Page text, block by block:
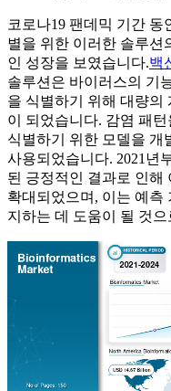
코로나19 팬데믹 기간 동
별을 위한 이러한 솔루션
인 성장을 보였습니다.백
솔루션은 바이러스의 기
을 식별하기 위해 대량의
이 되었습니다. 감염 패
식별하기 위한 모델을 개
사용되었습니다. 2021년
된 긍정적인 결과로 인해
확대되었으며, 이는 예측
지하는 데 도움이 될 것